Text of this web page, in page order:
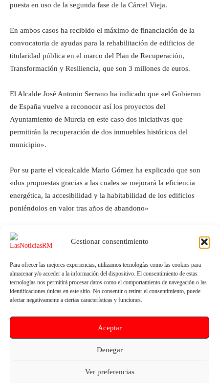
Gestionar consentimiento
Para ofrecer las mejores experiencias, utilizamos tecnologías como las cookies para
almacenar y/o acceder a la información del dispositivo. El consentimiento de estas
tecnologías nos permitirá procesar datos como el comportamiento de navegación o las
identificaciones únicas en este sitio. No consentir o retirar el consentimiento, puede
afectar negativamente a ciertas características y funciones.
Aceptar
Denegar
Ver preferencias
puesta en uso de la segunda fase de la Cárcel Vieja.
En ambos casos ha recibido el máximo de financiación de la
convocatoria de ayudas para la rehabilitación de edificios de
titularidad pública en el marco del Plan de Recuperación,
Transformación y Resiliencia, que son 3 millones de euros.
El Alcalde José Antonio Serrano ha indicado que «el Gobierno
de España vuelve a reconocer así los proyectos del
Ayuntamiento de Murcia en este caso dos iniciativas que
permitirán la recuperación de dos inmuebles históricos del
municipio».
Por su parte el vicealcalde Mario Gómez ha explicado que son
«dos propuestas gracias a las cuales se mejorará la eficiencia
energética, la accesibilidad y la habitabilidad de los edificios
poniéndolos en valor tras años de abandono»
Artículo anterior
Teo Cardalda presenta su nuevo
álbum, EL VIAJE QUE NUNCA
Artículo siguiente
Manuel Torres: “El Gobierno de
España sigue avanzando en la
recuperación del Mar Menor y
presupuesto que tiene previsto